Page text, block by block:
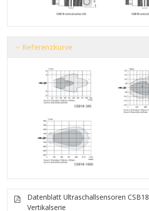
Referenzkurve
Datenblatt Ultraschallsensoren CSB18
Vertikalserie